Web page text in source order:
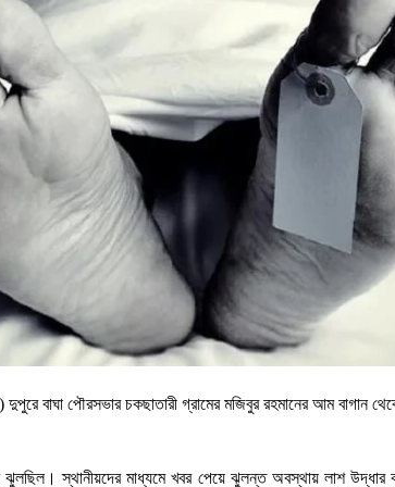
বাঘা পৌরসভার চকছাতারী গ্রামের মজিবুর রহমানের আম বাগান
স্থানীয়দের মাধ্যমে খবর পেয়ে ঝুলন্ত অবস্থায় লাশ উদ্ধার